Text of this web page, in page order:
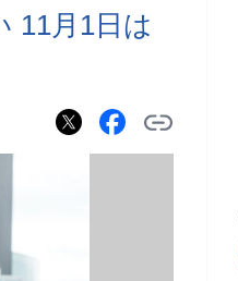
11月1日は